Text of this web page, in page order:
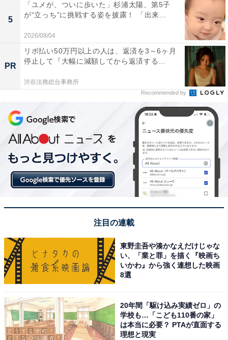
5
「ユメが、ついに歩いた」杉浦太陽、第5子
が“立っち”に挑戦する姿を披露！ 「出来...
2026/08/04
PR
リボ払い50万円以上の人は、返済を3～6ヶ月
停止して『大幅に減額してから返済する...
渋谷法務総合事務所
Recommended by
注目の連載
東野圭吾や湊かなえだけじゃな
い、「業と罪」を描く『映画ち
いかわ』から強く連想した映画
8選
20年間「駆け込み実績ゼロ」の
学校も…「こども110番の家」
は本当に必要？ PTAが直面する
理想と現実